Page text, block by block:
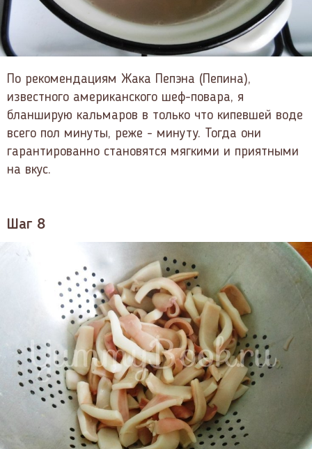
По рекомендациям Жака Пепэна (Пепина),
известного американского шеф-повара, я
бланширую кальмаров в только что кипевшей воде
всего пол минуты, реже - минуту. Тогда они
гарантированно становятся мягкими и приятными
на вкус.
Шаг 8